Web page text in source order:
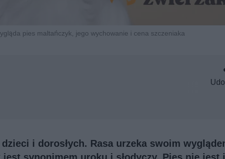
pies maltańczyk, jego wychowanie i cena szczeniaka
i dorosłych. Rasa urzeka swoim